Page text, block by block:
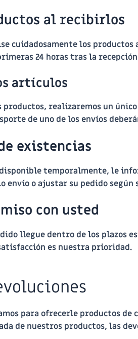
al recibirlos
cuidadosamente los
24 horastras la
artículos
realizaremos un
de uno de los envíos
existencias
temporalmente, le
envío o ajustar su pedido según
con usted
llegue dentro de los plazos
es nuestra prioridad.
para ofrecerle productos de
de nuestros productos, las